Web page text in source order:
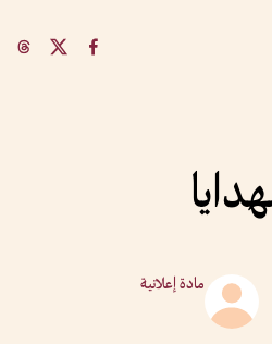
مادة إعلانية